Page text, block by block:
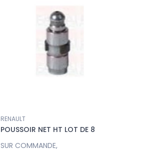
RENAULT
POUSSOIR NET HT LOT DE 8
SUR COMMANDE,